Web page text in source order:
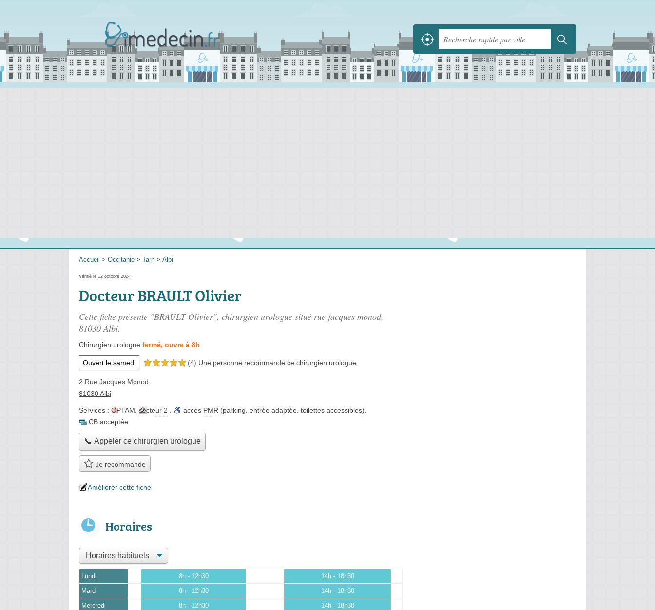
Accueil > Occitanie > Tarn > Albi
Vérifié le 12 octobre 2024
Docteur BRAULT Olivier
Cette fiche présente "BRAULT Olivier", chirurgien urologue situé rue jacques monod,
81030 Albi.
Chirurgien urologue fermé, ouvre à 8h
Ouvert le samedi 5,0 étoiles sur 5 (4) Une personne recommande ce chirurgien urologue.
2 Rue Jacques Monod
81030 Albi
Services : OPTAM secteur 2 accès PMR (parking, entrée adaptée, toilettes accessibles)
CB acceptée
📞 Appeler ce chirurgien urologue
Je recommande
Améliorer cette fiche
Horaires
Lundi 8h - 12h30 14h - 18h30
Mardi 8h - 12h30 14h - 18h30
Mercredi 8h - 12h30 14h - 18h30